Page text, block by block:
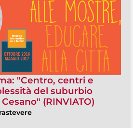
"Centro, centri e
del suburbio
(RINVIATO)